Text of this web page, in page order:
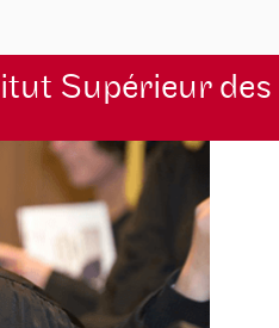
Supérieur des